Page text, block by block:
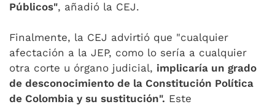
Públicos", añadió la CEJ.
Finalmente, la CEJ advirtió que "cualquier
afectación a la JEP, como lo sería a cualquier
otra corte u órgano judicial, implicaría un grado
de desconocimiento de la Constitución Política
de Colombia y su sustitución". Este